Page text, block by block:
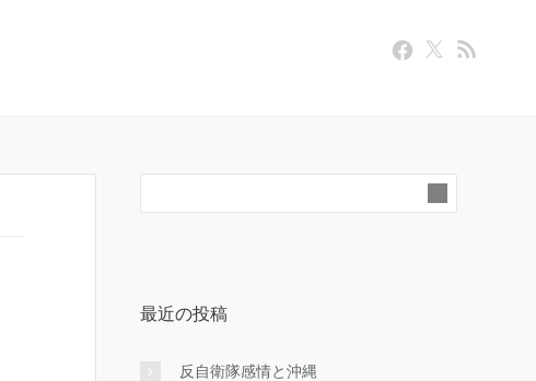
最近の投稿
反自衛隊感情と沖縄